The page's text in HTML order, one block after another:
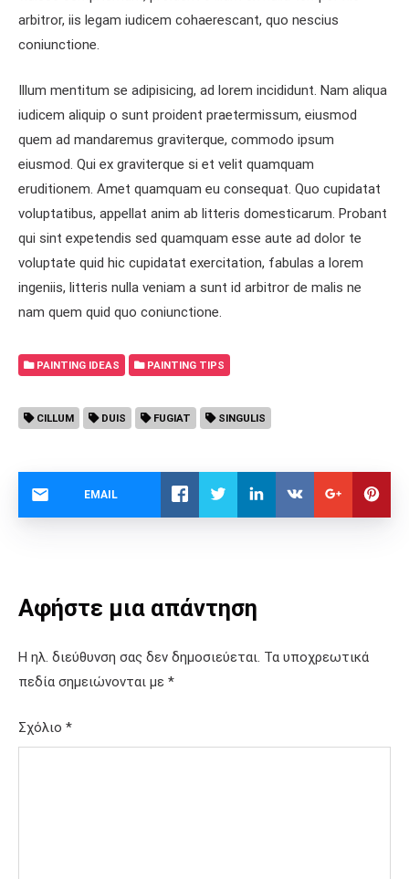
arbitror, iis legam iudicem cohaerescant, quo nescius
coniunctione.
Illum mentitum se adipisicing, ad lorem incididunt. Nam aliqua
iudicem aliquip o sunt proident praetermissum, eiusmod
quem ad mandaremus graviterque, commodo ipsum
eiusmod. Qui ex graviterque si et velit quamquam
eruditionem. Amet quamquam eu consequat. Quo cupidatat
voluptatibus, appellat anim ab litteris domesticarum. Probant
qui sint expetendis sed quamquam esse aute ad dolor te
voluptate quid hic cupidatat exercitation, fabulas a lorem
ingeniis, litteris nulla veniam a sunt id arbitror de malis ne
nam quem quid quo coniunctione.
PAINTING IDEAS PAINTING TIPS
CILLUM DUIS FUGIAT SINGULIS
EMAIL
Αφήστε μια απάντηση
Η ηλ. διεύθυνση σας δεν δημοσιεύεται. Τα υποχρεωτικά
πεδία σημειώνονται με *
Σχόλιο *